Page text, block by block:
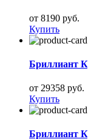
от 8190 руб.
Купить
Бриллиант
от 29358 руб.
Купить
Бриллиант